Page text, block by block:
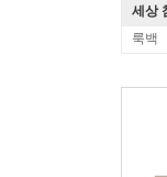
세상
룩백